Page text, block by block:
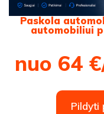
Paskola
automobiliui
nuo 64
Pildyti